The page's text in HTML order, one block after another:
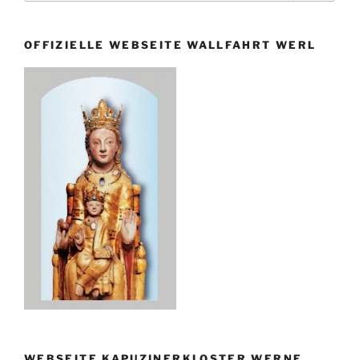
OFFIZIELLE WEBSEITE WALLFAHRT WERL